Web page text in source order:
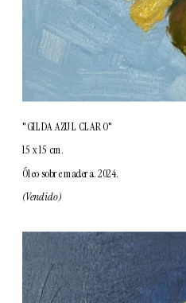
"GILDA AZUL CLARO"
15 x 15 cm.
Óleo sobre madera. 2024.
(Vendido)